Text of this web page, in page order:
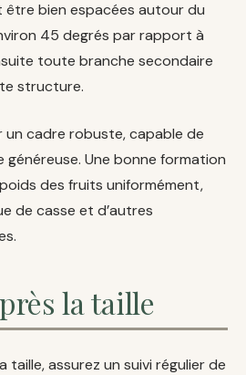
être bien espacées autour du
45 degrés par rapport à
toute branche secondaire
structure.
un cadre robuste, capable de
Une bonne formation
des fruits uniformément,
de casse et d’autres
la taille
taille, assurez un suivi régulier de